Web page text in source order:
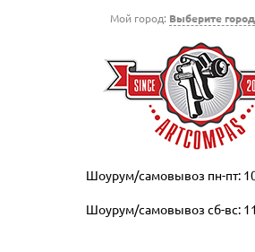
Мой город: Выберите город
Шоурум/самовывоз пн-пт:
Шоурум/самовывоз сб-вс: